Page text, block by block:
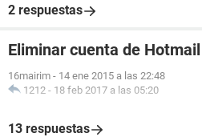
2 respuestas
Eliminar cuenta de Hotmail
16mairim - 14 ene 2015 a las 22:48
1212 - 18 feb 2017 a las 05:20
13 respuestas